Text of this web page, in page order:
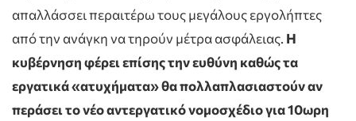
απαλλάσσει περαιτέρω τους μεγάλους εργολήπτες
από την ανάγκη να τηρούν μέτρα ασφάλειας. Η
κυβέρνηση φέρει επίσης την ευθύνη καθώς τα
εργατικά «ατυχήματα» θα πολλαπλασιαστούν αν
περάσει το νέο αντεργατικό νομοσχέδιο για 10ωρη